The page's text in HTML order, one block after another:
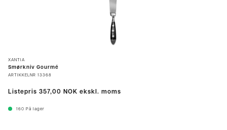
XANTIA
Smørkniv Gourmé
ARTIKKELNR 13368
Listepris 357,00 NOK ekskl. moms
160 På lager